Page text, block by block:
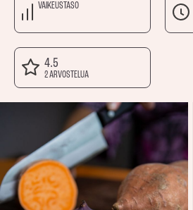
VAIKEUSTASO
4.5
2 ARVOSTELUA